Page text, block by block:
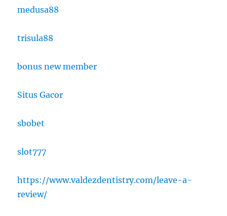
medusa88
trisula88
bonus new member
Situs Gacor
sbobet
slot777
https://www.valdezdentistry.com/leave-a-
review/